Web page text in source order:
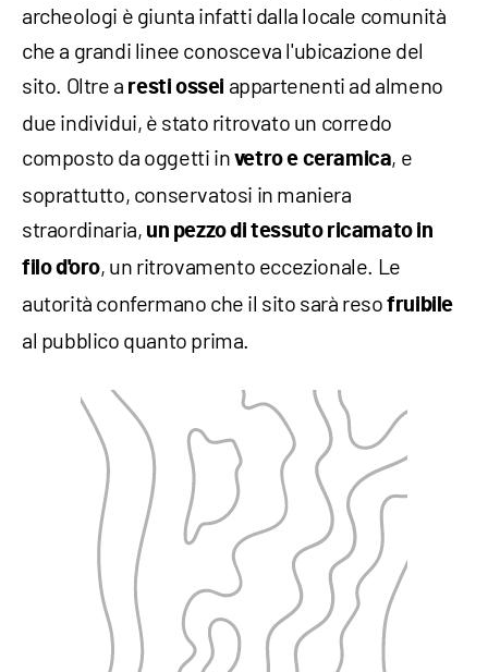
archeologi è giunta infatti dalla locale comunità
che a grandi linee conosceva l'ubicazione del
sito. Oltre a resti ossei appartenenti ad almeno
due individui, è stato ritrovato un corredo
composto da oggetti in vetro e ceramica, e
soprattutto, conservatosi in maniera
straordinaria, un pezzo di tessuto ricamato in
filo d'oro, un ritrovamento eccezionale. Le
autorità confermano che il sito sarà resofruibile
al pubblico quanto prima.